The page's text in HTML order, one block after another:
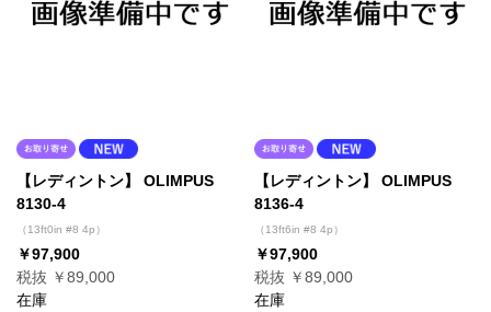
【レディントン】 OLIMPUS
8130-4
（13ft0in #8 4p）
￥97,900
税抜 ￥89,000
在庫
【レディントン】 OLIMPUS
8136-4
（13ft6in #8 4p）
￥97,900
税抜 ￥89,000
在庫